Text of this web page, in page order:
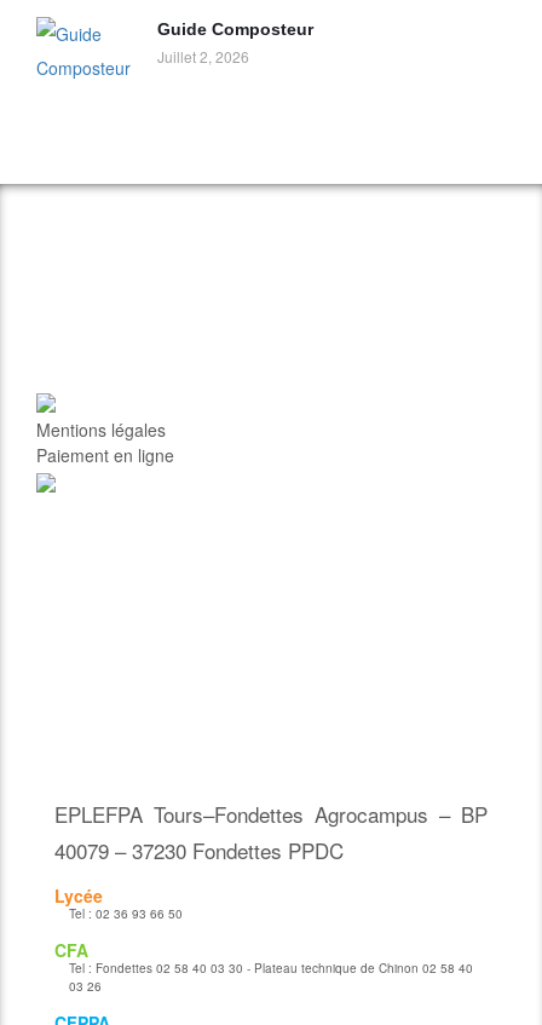
Guide Composteur
Juillet 2, 2026
Mentions légales
Paiement en ligne
EPLEFPA Tours–Fondettes Agrocampus – BP
40079 – 37230 Fondettes PPDC
Lycée
Tel : 02 36 93 66 50
CFA
Tel : Fondettes 02 58 40 03 30 - Plateau technique de Chinon 02 58 40
03 26